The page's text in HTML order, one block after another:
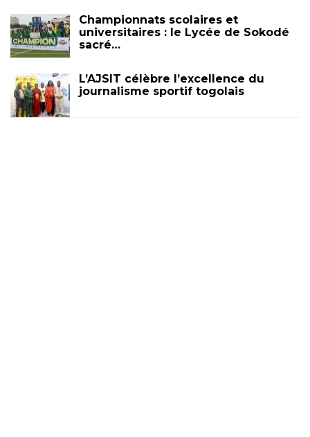
Championnats scolaires et
universitaires : le Lycée de Sokodé
sacré…
L’AJSIT célèbre l’excellence du
journalisme sportif togolais